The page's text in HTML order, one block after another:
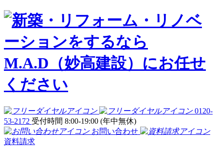
0120-
53-2172 受付時間 8:00-19:00 (年中無休)
お問い合わせ
資料請求